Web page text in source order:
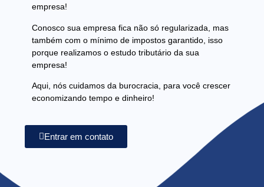
empresa!
Conosco sua empresa fica não só regularizada, mas
também com o mínimo de impostos garantido, isso
porque realizamos o estudo tributário da sua
empresa!
Aqui, nós cuidamos da burocracia, para você crescer
economizando tempo e dinheiro!
Entrar em contato